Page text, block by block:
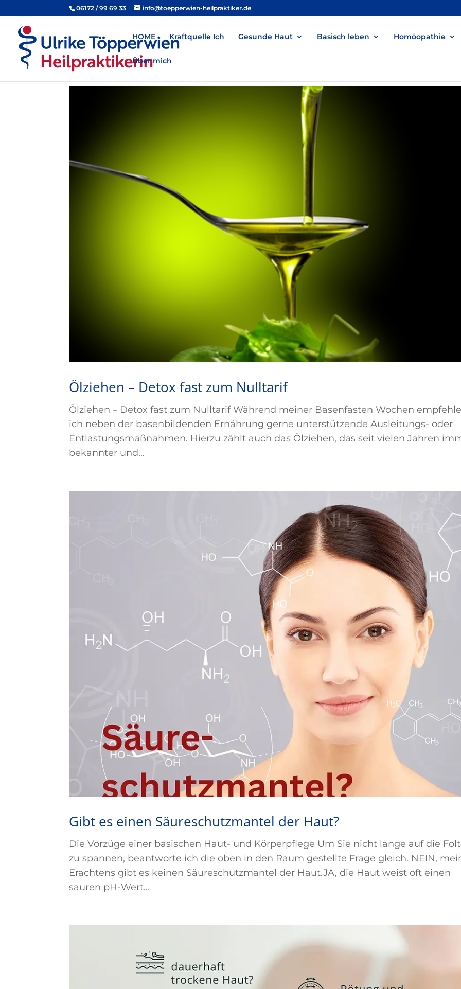
06172 / 99 69 33 info@toepperwien-heilpraktiker.de
HOME Kraftquelle Ich Gesunde Haut Basisch leben Homöopathie
Über mich
Ölziehen – Detox fast zum Nulltarif
Ölziehen – Detox fast zum Nulltarif Während meiner Basenfasten Wochen
ich neben der basenbildenden Ernährung gerne unterstützende Ausleitungs- oder
Entlastungsmaßnahmen. Hierzu zählt auch das Ölziehen, das seit vielen Jahren
bekannter und...
Gibt es einen Säureschutzmantel der Haut?
Die Vorzüge einer basischen Haut- und Körperpflege Um Sie nicht lange auf die
zu spannen, beantworte ich die oben in den Raum gestellte Frage gleich. NEIN,
Erachtens gibt es keinen Säureschutzmantel der Haut.JA, die Haut weist oft einen
sauren pH-Wert...